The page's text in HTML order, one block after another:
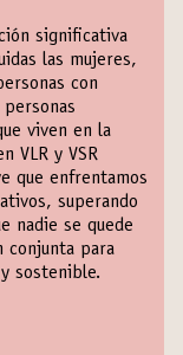
significativa
las mujeres,
con
viven en la
VLR y VSR
que enfrentamos
superando
nadie se quede
conjunta para
sostenible.